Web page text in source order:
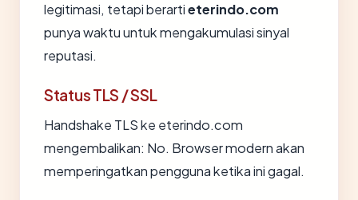
legitimasi, tetapi berartieterindo.com
punya waktu untuk mengakumulasi sinyal
reputasi.
Status TLS / SSL
Handshake TLS ke eterindo.com
mengembalikan: No. Browser modern akan
memperingatkan pengguna ketika ini gagal.